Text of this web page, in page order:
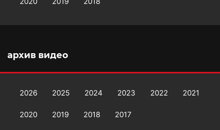
архив видео
2026 2025 2024 2023 2022 2021
2020 2019 2018 2017